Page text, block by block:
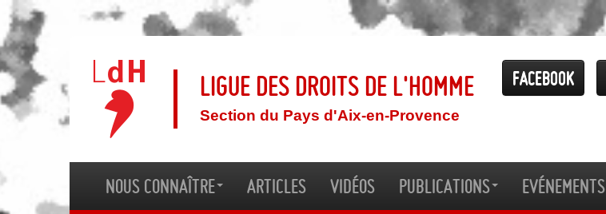
Facebook
Ligue des droits de l'Homme
Section du Pays d'Aix-en-Provence
Nous connaître Articles Vidéos Publications Evénements